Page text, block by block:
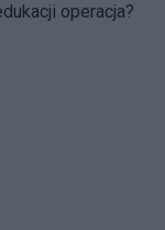
operacja?